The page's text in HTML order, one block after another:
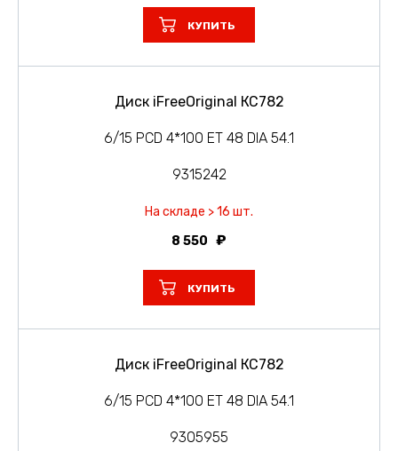
КУПИТЬ
Диск iFreeOriginal КС782
6/15 PCD 4*100 ET 48 DIA 54.1
9315242
На складе > 16 шт.
8 550
КУПИТЬ
Диск iFreeOriginal КС782
6/15 PCD 4*100 ET 48 DIA 54.1
9305955